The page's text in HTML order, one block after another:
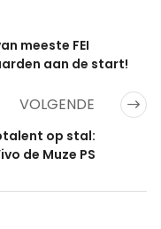
meeste FEI
aan de start!
VOLGENDE
op stal:
de Muze PS